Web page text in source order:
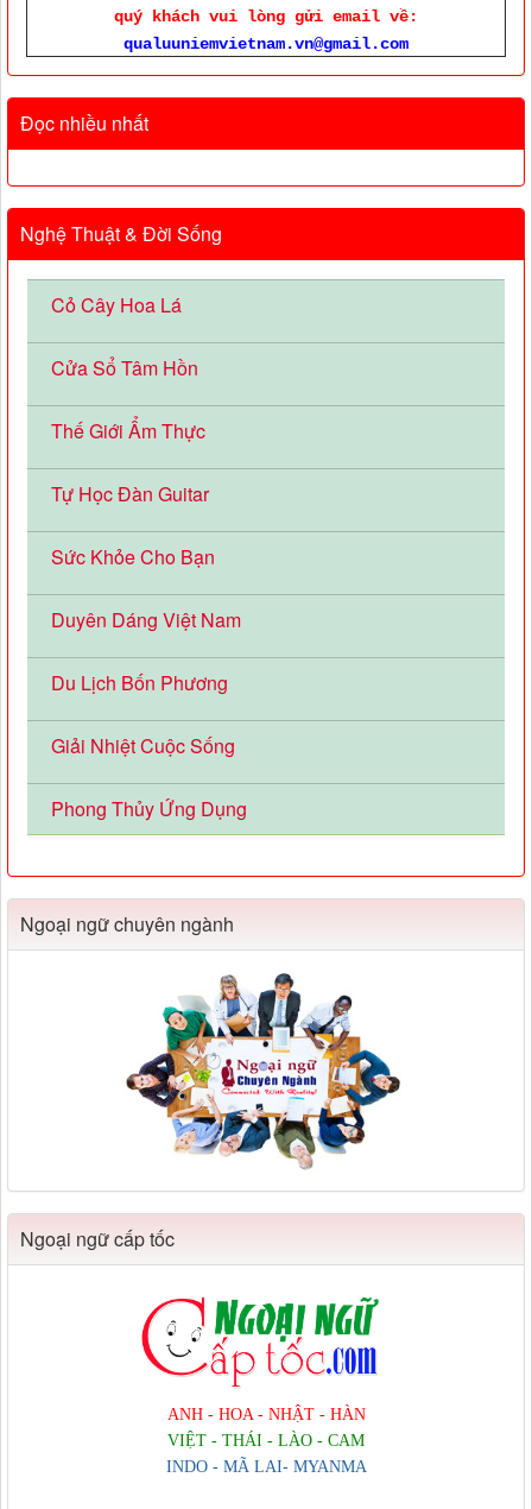
quý khách vui lòng gửi email về:
qualuuniemvietnam.vn@gmail.com
Đọc nhiều nhất
Nghệ Thuật & Đời Sống
Cỏ Cây Hoa Lá
Cửa Sổ Tâm Hồn
Thế Giới Ẩm Thực
Tự Học Đàn Guitar
Sức Khỏe Cho Bạn
Duyên Dáng Việt Nam
Du Lịch Bốn Phương
Giải Nhiệt Cuộc Sống
Phong Thủy Ứng Dụng
Ngoại ngữ chuyên ngành
Ngoại ngữ cấp tốc
ANH - HOA - NHẬT - HÀN
VIỆT - THÁI - LÀO - CAM
INDO - MÃ LAI- MYANMA